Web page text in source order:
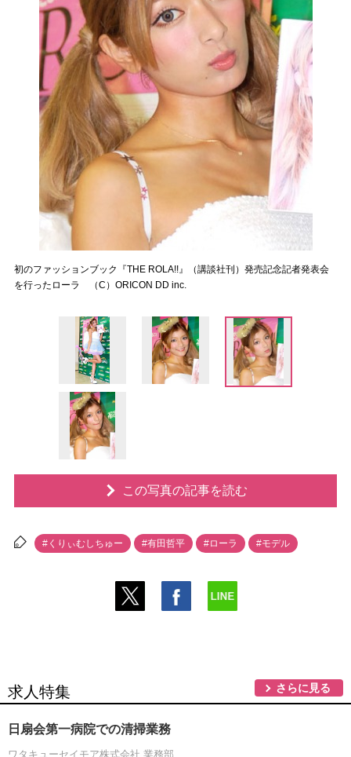
初のファッションブック『THE ROLA!!』（講談社刊）発売記念記者発表会
を行ったローラ （C）ORICON DD inc.
この写真の記事を読む
#くりぃむしちゅー #有田哲平 #ローラ #モデル
求人特集 さらに見る
日扇会第一病院での清掃業務
ワタキューセイモア株式会社 業務部